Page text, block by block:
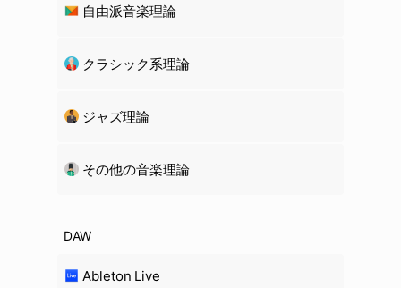
自由派音楽理論
クラシック系理論
ジャズ理論
その他の音楽理論
DAW
Ableton Live